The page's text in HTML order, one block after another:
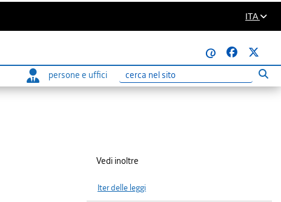
ITA
@
persone e uffici
Ricerca
Vedi inoltre
Iter delle leggi